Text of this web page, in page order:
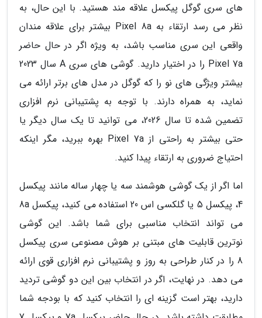
های سری گوگل پیکسل علاقه مند هستید. با این حال، به
نظر می رسد ارتقاء به Pixel 8a بیشتر برای علاقه مندان
واقعی این سری مناسب باشد، به ویژه اگر در حال حاضر
Pixel 7a را در اختیار دارید. گوشی های سری A سال 2023
بیشتر ویژگی های نو را که گوگل در مدل های برتر ارائه می
نماید، به همراه دارند. با توجه به پشتیبانی نرم افزاری
تضمین شده تا سال 2026، می توانید تا یک سال دیگر یا
حتی بیشتر به راحتی از Pixel 7a بهره ببرید، مگر اینکه
احتیاج ضروری به ارتقاء پیدا کنید.
اما اگر از یک گوشی هوشمند سه یا چهار ساله مانند پیکسل
4، پیکسل 5 یا گلکسی اس 20 استفاده می کنید، پیکسل 8a
می تواند انتخاب مناسبی برای شما باشد. این گوشی
نوترین قابلیت های مبتنی بر هوش مصنوعی سری پیکسل
8 را در کنار طراحی به روز و پشتیبانی نرم افزاری قوی ارائه
می دهد. در نهایت، اگر در انتخاب بین این دو گوشی تردید
دارید، بهتر است گزینه ای را انتخاب کنید که با بودجه شما